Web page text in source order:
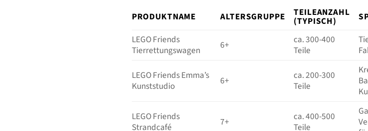
PRODUKTNAME ALTERSGRUPPE TEILEANZAHL
(TYPISCH)
LEGO Friends
Tierrettungswagen
6+
ca. 300-400
Teile
LEGO Friends Emma’s
Kunststudio
6+
ca. 200-300
Teile
LEGO Friends
Strandcafé
7+
ca. 400-500
Teile